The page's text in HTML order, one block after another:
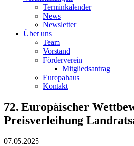
Terminkalender
News
Newsletter
Über uns
Team
Vorstand
Förderverein
Mitgliedsantrag
Europahaus
Kontakt
72. Europäischer
Preisverleihung
07.05.2025